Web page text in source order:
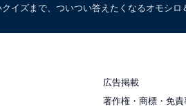
ズまで、ついつい答えたくなるオモシロ
広告掲載
著作権・商標・免責